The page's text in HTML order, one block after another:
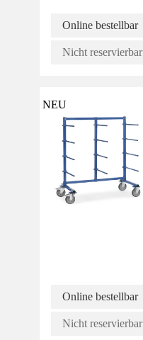
Online bestellbar
Nicht reservierbar
NEU
Online bestellbar
Nicht reservierbar